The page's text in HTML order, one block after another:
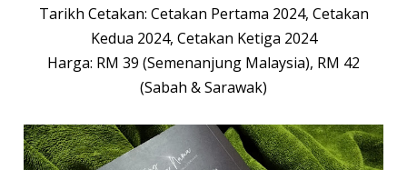
Tarikh Cetakan: Cetakan Pertama 2024, Cetakan
Kedua 2024, Cetakan Ketiga 2024
Harga: RM 39 (Semenanjung Malaysia), RM 42
(Sabah & Sarawak)